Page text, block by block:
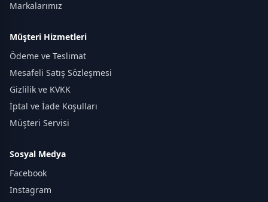
Markalarımız
Müşteri Hizmetleri
Ödeme ve Teslimat
Mesafeli Satış Sözleşmesi
Gizlilik ve KVKK
İptal ve İade Koşulları
Müşteri Servisi
Sosyal Medya
Facebook
Instagram